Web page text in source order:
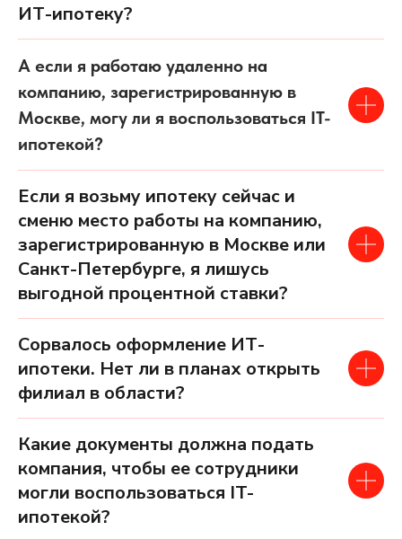
ИТ-ипотеку?
А если я работаю удаленно на
компанию, зарегистрированную в
Москве, могу ли я воспользоваться IT-
ипотекой?
Если я возьму ипотеку сейчас и
сменю место работы на компанию,
зарегистрированную в Москве или
Санкт-Петербурге, я лишусь
выгодной процентной ставки?
Сорвалось оформление ИТ-
ипотеки. Нет ли в планах открыть
филиал в области?
Какие документы должна подать
компания, чтобы ее сотрудники
могли воспользоваться IT-
ипотекой?